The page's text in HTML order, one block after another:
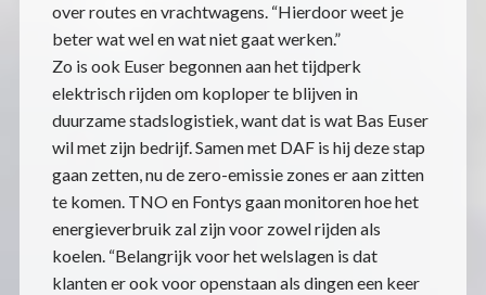
over routes en vrachtwagens. “Hierdoor weet je
beter wat wel en wat niet gaat werken.”
Zo is ook Euser begonnen aan het tijdperk
elektrisch rijden om koploper te blijven in
duurzame stadslogistiek, want dat is wat Bas Euser
wil met zijn bedrijf. Samen met DAF is hij deze stap
gaan zetten, nu de zero-emissie zones er aan zitten
te komen. TNO en Fontys gaan monitoren hoe het
energieverbruik zal zijn voor zowel rijden als
koelen. “Belangrijk voor het welslagen is dat
klanten er ook voor openstaan als dingen een keer